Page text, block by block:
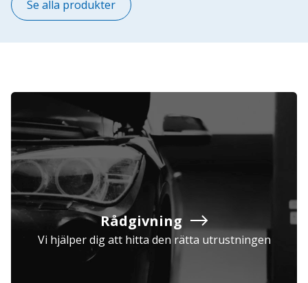
Se alla produkter
Rådgivning
Vi hjälper dig att hitta den rätta utrustningen